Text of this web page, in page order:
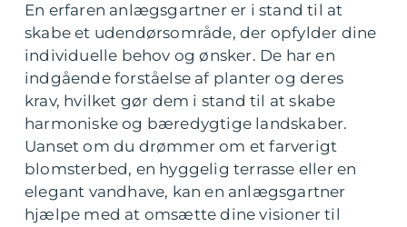
En erfaren anlægsgartner er i stand til at
skabe et udendørsområde, der opfylder dine
individuelle behov og ønsker. De har en
indgående forståelse af planter og deres
krav, hvilket gør dem i stand til at skabe
harmoniske og bæredygtige landskaber.
Uanset om du drømmer om et farverigt
blomsterbed, en hyggelig terrasse eller en
elegant vandhave, kan en anlægsgartner
hjælpe med at omsætte dine visioner til